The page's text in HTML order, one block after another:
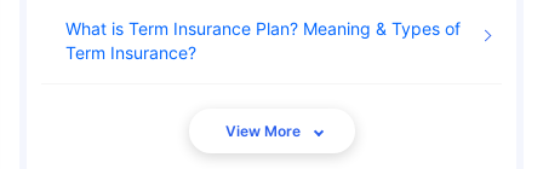
What is Term Insurance Plan? Meaning & Types of
Term Insurance